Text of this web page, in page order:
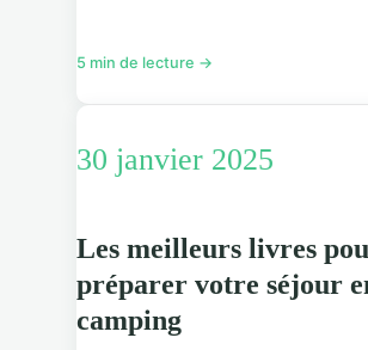
5 min de lecture →
30 janvier 2025
Les meilleurs livres
préparer votre séjour
camping